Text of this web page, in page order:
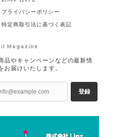
プライバシーポリシー
特定商取引法に基づく表記
Magazine
品やキャンペーンなどの最新情
お届けいたします。
登録